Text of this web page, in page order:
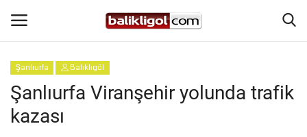
Giriş Yap
Anasayfa
Şanlıurfa Balıklıgöl
Şanlıurfa Viranşehir yolunda trafik
kazası